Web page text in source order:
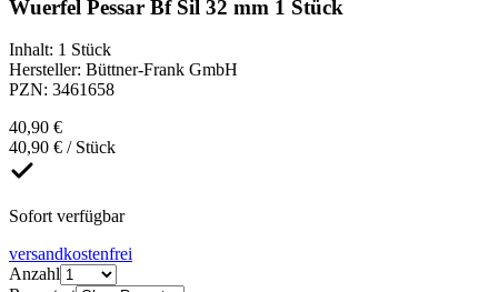
Wuerfel Pessar Bf Sil 32 mm 1 Stück
Inhalt: 1 Stück
Hersteller: Büttner-Frank GmbH
PZN: 3461658
40,90 €
40,90 € / Stück
Sofort verfügbar
versandkostenfrei
Anzahl